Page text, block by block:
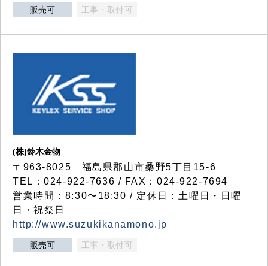
販売可 工事・取付可
(株)鈴木金物
〒963-8025 福島県郡山市桑野5丁目15-6
TEL：024-922-7636 / FAX：024-922-7694
営業時間：8:30〜18:30 / 定休日：土曜日・日曜
日・祝祭日
http://www.suzukikanamono.jp
販売可 工事・取付可